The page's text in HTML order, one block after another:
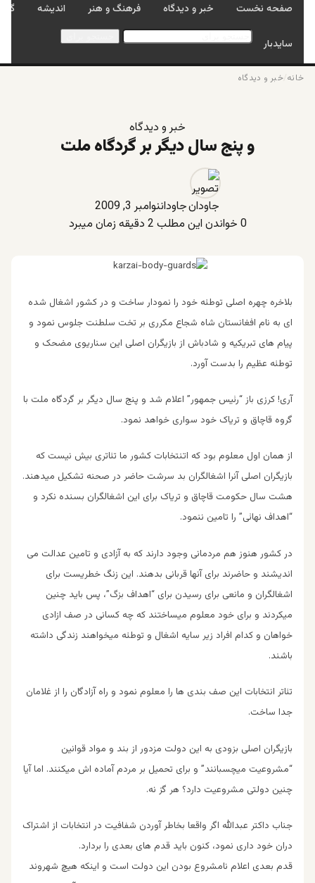
صفحه نخست خبر و دیدگاه فرهنگ و هنر اندیشه
سایدبار
خانه /خبر و دیدگاه
خبر و دیدگاه
و پنج سال دیگر بر گردگاه ملت
جاوداننوامبر 3, 2009
0 خواندن این مطلب 2 دقیقه زمان میبرد
بلاخره چهره اصلی توطئه خود را نمودار ساخت و در کشور اشغال شده
ای به نام افغانستان شاه شجاع مکرری بر تخت سلطنت جلوس نمود و
پیام های تبریکیه و شادباش از بازیگران اصلی این سناریوی مضحک و
توطئه عظیم را بدست آورد.
آری! کرزی باز “رئیس جمهور” اعلام شد و پنج سال دیگر بر گردگاه ملت با
گروه قاچاق و تریاک خود سواری خواهد نمود.
از همان اول معلوم بود که اتنتخابات کشور ما تئاتری بیش نیست که
بازیگران اصلی آنرا اشغالگران بد سرشت حاضر در صحنه تشکیل میدهند.
هشت سال حکومت قاچاق و تریاک برای این اشغالگران بسنده نکرد و
“اهداف نهائی” را تامین ننمود.
در کشور هنوز هم مردمانی وجود دارند که به آزادی و تامین عدالت می
اندیشند و حاضرند برای آنها قربانی بدهند. این زنگ خطریست برای
اشغالگران و مانعی برای رسیدن برای “اهداف بزگ”، پس باید چنین
میکردند و برای خود معلوم میساختند که چه کسانی در صف ازادی
خواهان و کدام افراد زیر سایه اشغال و توطئه میخواهند زندگی داشته
باشند.
تئاتر انتخابات این صف بندی ها را معلوم نمود و راه آزادگان را از غلامان
جدا ساخت.
بازیگران اصلی بزودی به این دولت مزدور از بند و مواد قوانین
“مشروعیت میچسبانند” و برای تحمیل بر مردم آماده اش میکنند. اما آیا
چنین دولتی مشروعیت دارد؟ هر گز نه.
جناب داکتر عبدالله اگر واقعا بخاطر آوردن شفافیت در انتخابات از اشتراک
دران خود داری نمود، کنون باید قدم های بعدی را بردارد.
قدم بعدی اعلام نامشروع بودن این دولت است و اینکه هیچ شهروند